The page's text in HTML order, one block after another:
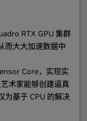
RTX GPU 集群
而大大加速数据中
Core，实现实
术家能够创建逼真
为基于 CPU 的解决